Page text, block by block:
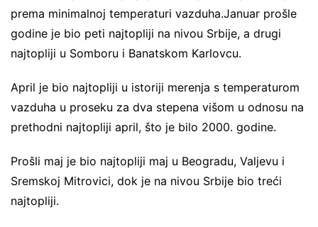
prema minimalnoj temperaturi vazduha.Januar prošle
godine je bio peti najtopliji na nivou Srbije, a drugi
najtopliji u Somboru i Banatskom Karlovcu.
April je bio najtopliji u istoriji merenja s temperaturom
vazduha u proseku za dva stepena višom u odnosu na
prethodni najtopliji april, što je bilo 2000. godine.
Prošli maj je bio najtopliji maj u Beogradu, Valjevu i
Sremskoj Mitrovici, dok je na nivou Srbije bio treći
najtopliji.